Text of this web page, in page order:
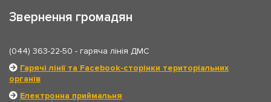
Звернення громадян
(044) 363-22-50 - гаряча лінія ДМС
Гарячі лінії та Facebook-сторінки територіальних
органів
Електронна приймальня